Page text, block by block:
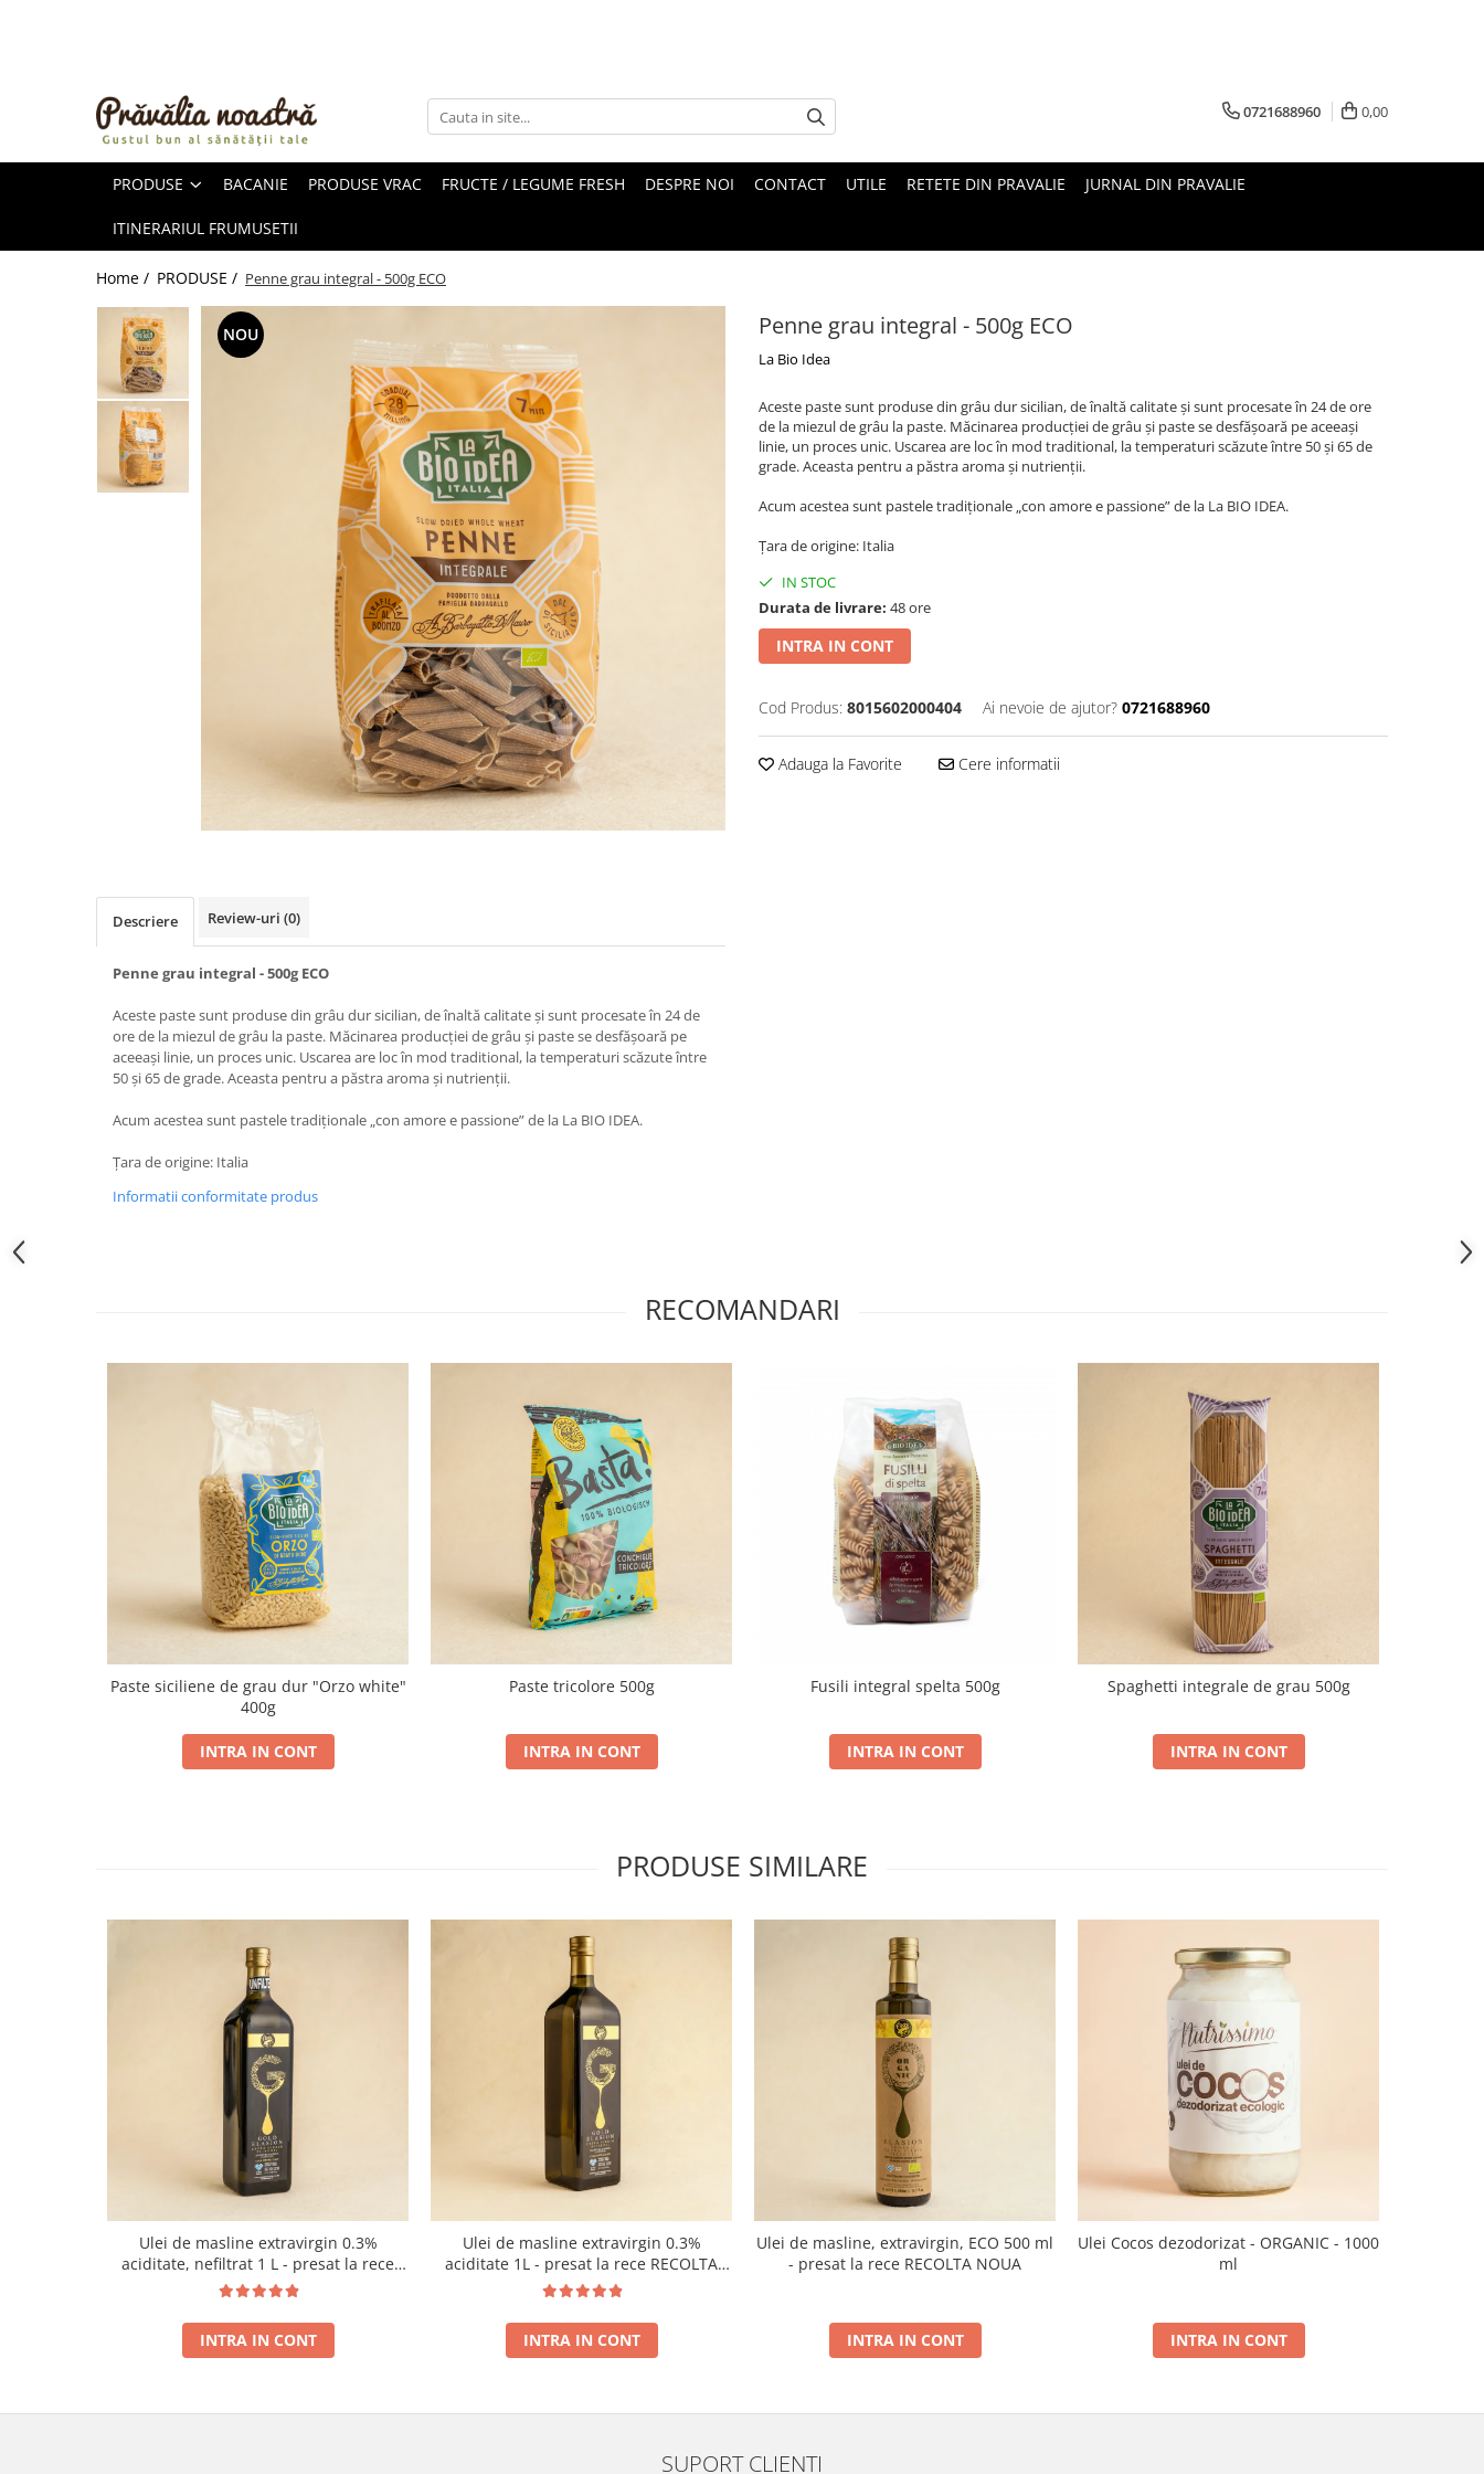
ULEIURI ȘI UNTURI
FRUCTE DESHIDRATATE
ÎNDULCITORI NATURALI / MIERE
FRUCTE LA CONSERVĂ
OȚETURI ȘI SOSURI
FĂINĂ FĂRĂ GLUTEN
BĂUTURI / LAPTE VEGETAL
OREZ ȘI CEREALE
TOATE PRODUSELE
0721688960 0,00
PRODUSE BACANIE PRODUSE VRAC FRUCTE / LEGUME FRESH DESPRE NOI CONTACT UTILE RETETE DIN PRAVALIE JURNAL DIN PRAVALIE
ITINERARIUL FRUMUSETII
Home / PRODUSE / Penne grau integral - 500g ECO
Penne grau integral - 500g ECO
La Bio Idea
NOU
Aceste paste sunt produse din grâu dur sicilian, de înaltă calitate și sunt procesate în 24 de ore
de la miezul de grâu la paste. Măcinarea producției de grâu și paste se desfășoară pe aceeași
linie, un proces unic. Uscarea are loc în mod traditional, la temperaturi scăzute între 50 și 65 de
grade. Aceasta pentru a păstra aroma și nutrienții.
Acum acestea sunt pastele tradiționale „con amore e passione” de la La BIO IDEA.
Țara de origine: Italia
IN STOC
Durata de livrare: 48 ore
INTRA IN CONT
Cod Produs: 8015602000404 Ai nevoie de ajutor? 0721688960
Adauga la Favorite Cere informatii
Descriere Review-uri (0)
Penne grau integral - 500g ECO
Aceste paste sunt produse din grâu dur sicilian, de înaltă calitate și sunt procesate în 24 de
ore de la miezul de grâu la paste. Măcinarea producției de grâu și paste se desfășoară pe
aceeași linie, un proces unic. Uscarea are loc în mod traditional, la temperaturi scăzute între
50 și 65 de grade. Aceasta pentru a păstra aroma și nutrienții.
Acum acestea sunt pastele tradiționale „con amore e passione” de la La BIO IDEA.
Țara de origine: Italia
Informatii conformitate produs
RECOMANDARI
Paste siciliene de grau dur "Orzo white"
400g
INTRA IN CONT
Paste tricolore 500g
INTRA IN CONT
Fusili integral spelta 500g
INTRA IN CONT
Spaghetti integrale de grau 500g
INTRA IN CONT
PRODUSE SIMILARE
Ulei de masline extravirgin 0.3%
aciditate, nefiltrat 1 L - presat la rece
RECOLTA NOUA
INTRA IN CONT
Ulei de masline extravirgin 0.3%
aciditate 1L - presat la rece RECOLTA
NOUA
INTRA IN CONT
Ulei de masline, extravirgin, ECO 500 ml
- presat la rece RECOLTA NOUA
INTRA IN CONT
Ulei Cocos dezodorizat - ORGANIC - 1000
ml
INTRA IN CONT
SUPORT CLIENTI